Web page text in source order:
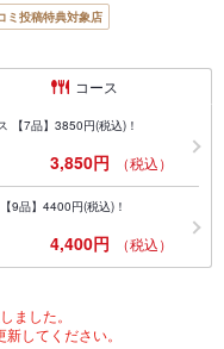
ミ投稿特典対象店
コース
【7品】3850円(税込)！
3,850円 （税込）
9品】4400円(税込)！
4,400円 （税込）
ました。
してください。